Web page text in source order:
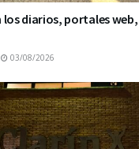
los diarios, portales
03/08/2026